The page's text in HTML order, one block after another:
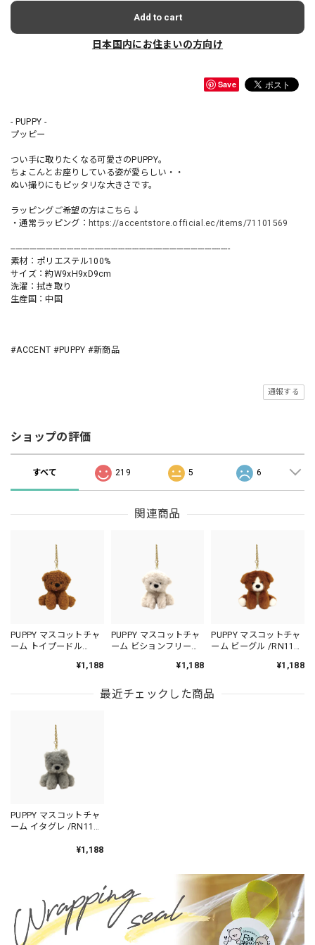
Add to cart
日本国内にお住まいの方向け
Save
- PUPPY -
プッピー
つい手に取りたくなる可愛さのPUPPY。
ちょこんとお座りしている姿が愛らしい・・
ぬい撮りにもピッタリな大きさです。
ラッピングご希望の方はこちら↓
・通常ラッピング： https://accentstore.official.ec/items/71101569
----------------------------------------------------------------------------------------------
素材：ポリエステル100%
サイズ：約W9xH9xD9cm
洗濯：拭き取り
生産国：中国
#ACCENT #PUPPY #新商品
通報する
ショップの評価
すべて 219 5 6
関連商品
PUPPY マスコットチャ
ーム トイプードル
¥1,188
PUPPY マスコットチャ
ーム ビションフリーゼ
¥1,188
PUPPY マスコットチャ
ーム ビーグル /RN115-
¥1,188
最近チェックした商品
PUPPY マスコットチャ
ーム イタグレ /RN115-
¥1,188